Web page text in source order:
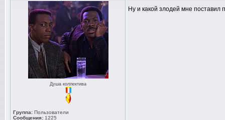
Душа коллектива
Группа: Пользователи
Сообщения: 1225
Ну и какой злодей мне поставил